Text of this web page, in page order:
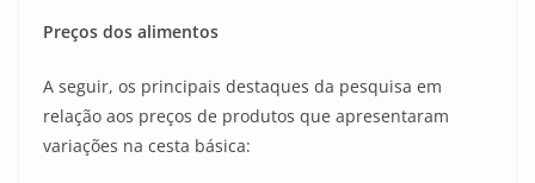
Preços dos alimentos
A seguir, os principais destaques da pesquisa em
relação aos preços de produtos que apresentaram
variações na cesta básica: